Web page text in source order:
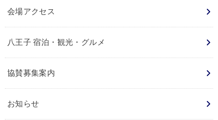
会場アクセス
八王子 宿泊・観光・グルメ
協賛募集案内
お知らせ